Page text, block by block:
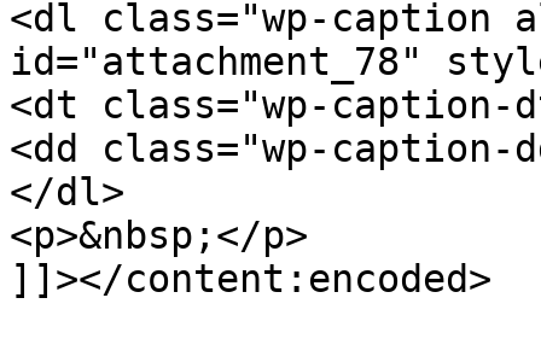
<dl class="wp-caption
id="attachment_78"
<dt class="wp-caption-
<dd class="wp-caption-
</dl>
<p>&nbsp;</p>
]]></content:encoded>